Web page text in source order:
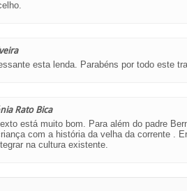
esta lenda. Parabéns por todo este
Rato Bica
está muito bom. Para além do padre
com a história da velha da corrente .
na cultura existente.